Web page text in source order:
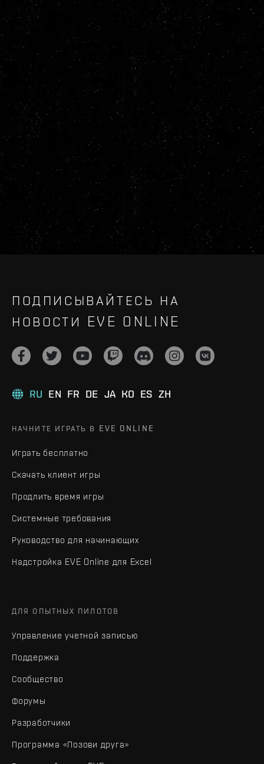
ПОДПИСЫВАЙТЕСЬ НА
НОВОСТИ EVE ONLINE
RU EN FR DE JA KO ES ZH
НАЧНИТЕ ИГРАТЬ В EVE ONLINE
Играть бесплатно
Скачать клиент игры
Продлить время игры
Системные требования
Руководство для начинающих
Надстройка EVE Online для Excel
ДЛЯ ОПЫТНЫХ ПИЛОТОВ
Управление учетной записью
Поддержка
Сообщество
Форумы
Разработчики
Программа «Позови друга»